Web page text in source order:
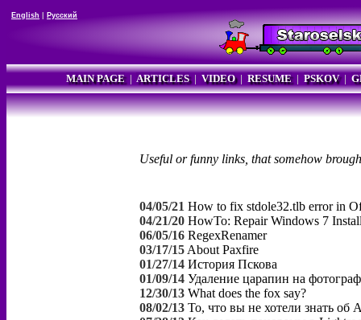
English Русский
MAIN PAGE| ARTICLES| VIDEO| RESUME| PSKOV|
Useful or funny links, that somehow
04/05/21 How to fix stdole32.tlb error in
04/21/20 HowTo: Repair Windows 7
06/05/16 RegexRenamer
03/17/15 About Paxfire
01/27/14 История Пскова
01/09/14 Удаление царапин на
12/30/13 What does the fox say?
08/02/13 То, что вы не хотели знать об